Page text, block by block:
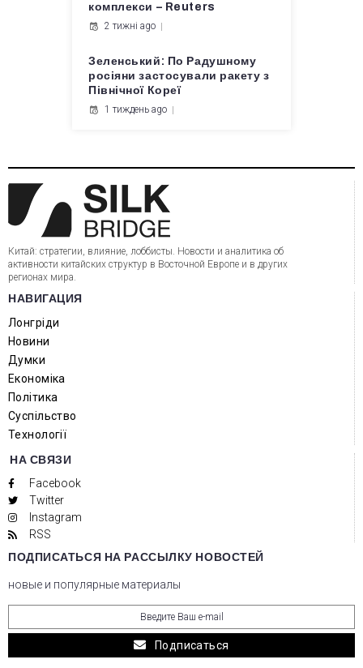
комплекси – Reuters
2 тижні ago
Зеленський: По Радушному
росіяни застосували ракету з
Північної Кореї
1 тиждень ago
Китай: стратегии, влияние, лоббисты. Новости и аналитика об
активности китайских структур в Восточной Европе и в других
регионах мира.
НАВИГАЦИЯ
Лонгріди
Новини
Думки
Економіка
Політика
Суспільство
Технології
НА СВЯЗИ
Facebook
Twitter
Instagram
RSS
ПОДПИСАТЬСЯ НА РАССЫЛКУ НОВОСТЕЙ
новые и популярные материалы
Подписаться